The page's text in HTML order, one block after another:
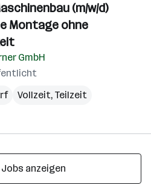
(m/w/d)
Montage ohne
GmbH
Vollzeit, Teilzeit
anzeigen